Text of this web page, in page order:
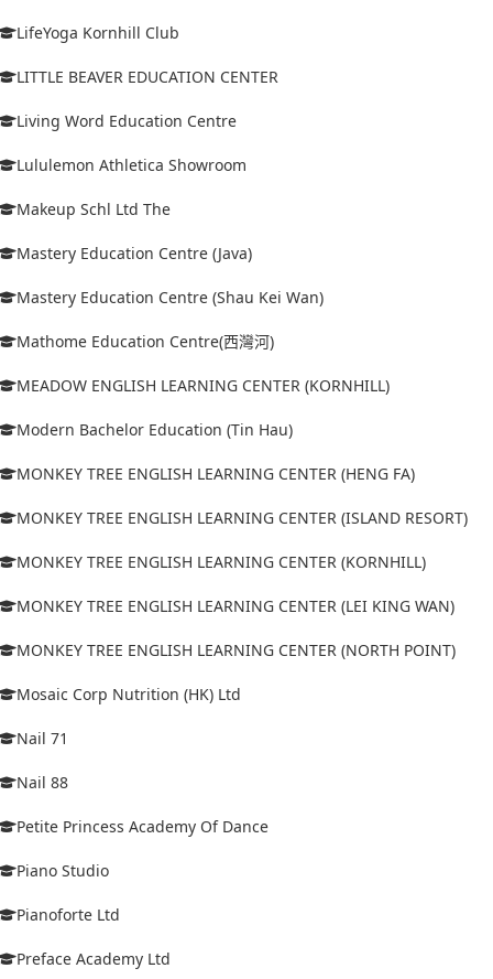
LifeYoga Kornhill Club
LITTLE BEAVER EDUCATION CENTER
Living Word Education Centre
Lululemon Athletica Showroom
Makeup Schl Ltd The
Mastery Education Centre (Java)
Mastery Education Centre (Shau Kei Wan)
Mathome Education Centre(西灣河)
MEADOW ENGLISH LEARNING CENTER (KORNHILL)
Modern Bachelor Education (Tin Hau)
MONKEY TREE ENGLISH LEARNING CENTER (HENG FA)
MONKEY TREE ENGLISH LEARNING CENTER (ISLAND RESORT)
MONKEY TREE ENGLISH LEARNING CENTER (KORNHILL)
MONKEY TREE ENGLISH LEARNING CENTER (LEI KING WAN)
MONKEY TREE ENGLISH LEARNING CENTER (NORTH POINT)
Mosaic Corp Nutrition (HK) Ltd
Nail 71
Nail 88
Petite Princess Academy Of Dance
Piano Studio
Pianoforte Ltd
Preface Academy Ltd